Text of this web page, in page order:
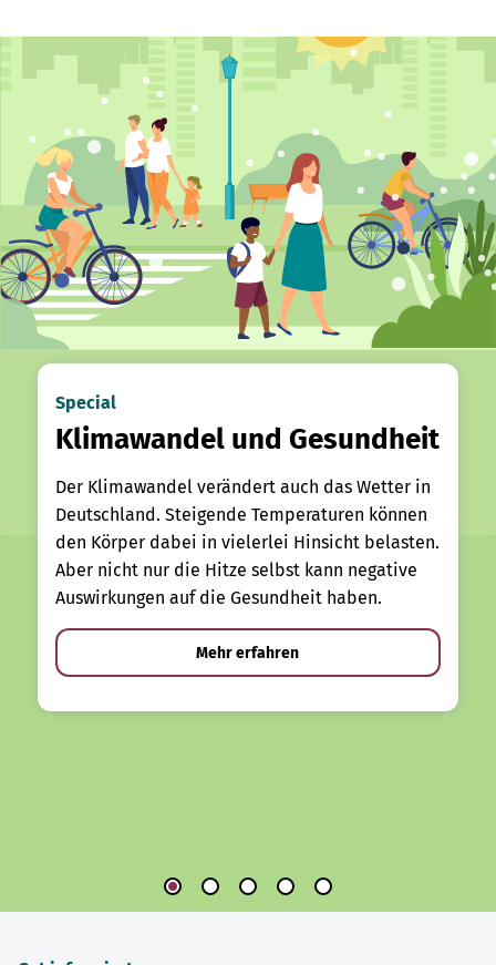
Special
Klimawandel und Gesundheit
Der Klimawandel verändert auch das Wetter in
Deutschland. Steigende Temperaturen können
den Körper dabei in vielerlei Hinsicht belasten.
Aber nicht nur die Hitze selbst kann negative
Auswirkungen auf die Gesundheit haben.
Mehr erfahren